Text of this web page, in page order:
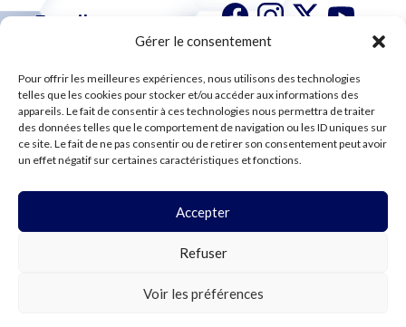
Gérer le consentement
Pour offrir les meilleures expériences, nous utilisons des technologies
telles que les cookies pour stocker et/ou accéder aux informations des
appareils. Le fait de consentir à ces technologies nous permettra de traiter
des données telles que le comportement de navigation ou les ID uniques sur
ce site. Le fait de ne pas consentir ou de retirer son consentement peut avoir
un effet négatif sur certaines caractéristiques et fonctions.
Accepter
Refuser
Voir les préférences
S'abonner à
notre
newsletter
COOKIES